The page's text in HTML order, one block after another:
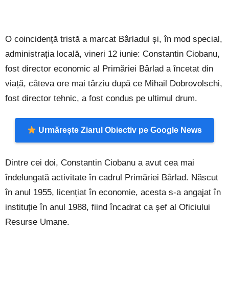
O coincidență tristă a marcat Bârladul și, în mod special,
administrația locală, vineri 12 iunie: Constantin Ciobanu,
fost director economic al Primăriei Bârlad a încetat din
viață, câteva ore mai târziu după ce Mihail Dobrovolschi,
fost director tehnic, a fost condus pe ultimul drum.
Urmărește Ziarul Obiectiv pe Google News
Dintre cei doi, Constantin Ciobanu a avut cea mai
îndelungată activitate în cadrul Primăriei Bârlad. Născut
în anul 1955, licențiat în economie, acesta s-a angajat în
instituție în anul 1988, fiind încadrat ca șef al Oficiului
Resurse Umane.